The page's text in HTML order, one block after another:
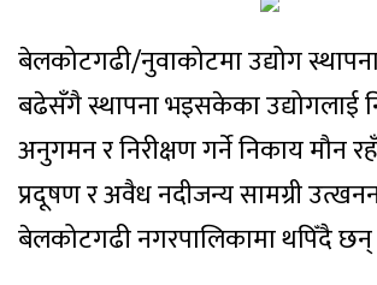
बेलकोटगढी/नुवाकोटमा उद्योग
बढेसँगै स्थापना भइसकेका उद्योगलाई
अनुगमन र निरीक्षण गर्ने निकाय मौन
प्रदूषण र अवैध नदीजन्य सामग्री
बेलकोटगढी नगरपालिकामा थपिँदै छन्